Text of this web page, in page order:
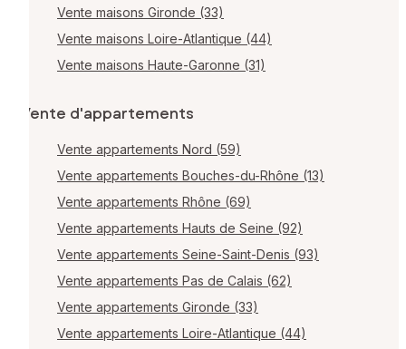
Vente maisons Gironde (33)
Vente maisons Loire-Atlantique (44)
Vente maisons Haute-Garonne (31)
Vente d'appartements
Vente appartements Nord (59)
Vente appartements Bouches-du-Rhône (13)
Vente appartements Rhône (69)
Vente appartements Hauts de Seine (92)
Vente appartements Seine-Saint-Denis (93)
Vente appartements Pas de Calais (62)
Vente appartements Gironde (33)
Vente appartements Loire-Atlantique (44)